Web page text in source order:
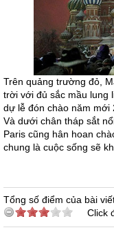
Trên quảng trường đỏ,
trời với đủ sắc mầu lung
dự lễ đón chào năm mới
Và dưới chân tháp sắt
Paris cũng hân hoan
chung là cuộc sống sẽ
Tổng số điểm của bài
Click